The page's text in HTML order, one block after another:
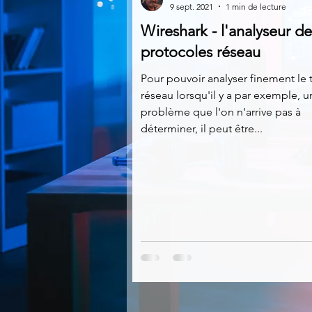
Multimedia Navigateurs
Photographie Réseaux
Wireshark - l'analyseur de
protocoles réseau
Pour pouvoir analyser finement le
réseau lorsqu'il y a par exemple,
problème que l'on n'arrive pas à
déterminer, il peut être...
9 sept. 2021 1 min de lecture